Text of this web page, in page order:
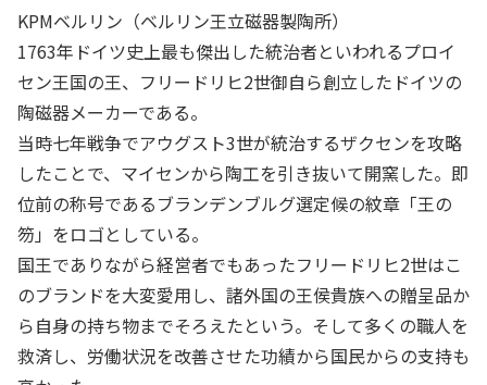
KPMベルリン（ベルリン王立磁器製陶所）
1763年ドイツ史上最も傑出した統治者といわれるプロイ
セン王国の王、フリードリヒ2世御自ら創立したドイツの
陶磁器メーカーである。
当時七年戦争でアウグスト3世が統治するザクセンを攻略
したことで、マイセンから陶工を引き抜いて開窯した。即
位前の称号であるブランデンブルグ選定候の紋章「王の
笏」をロゴとしている。
国王でありながら経営者でもあったフリードリヒ2世はこ
のブランドを大変愛用し、諸外国の王侯貴族への贈呈品か
ら自身の持ち物までそろえたという。そして多くの職人を
救済し、労働状況を改善させた功績から国民からの支持も